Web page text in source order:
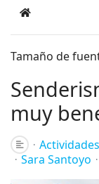
Home
Tamaño de
muy
Sara Santoyo